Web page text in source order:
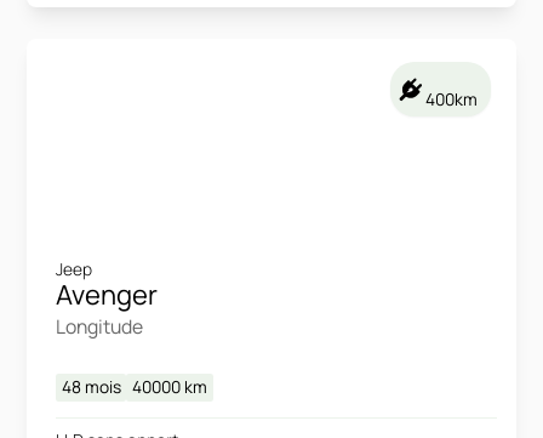
Jeep
Avenger
Longitude
48 mois 40000 km
400km